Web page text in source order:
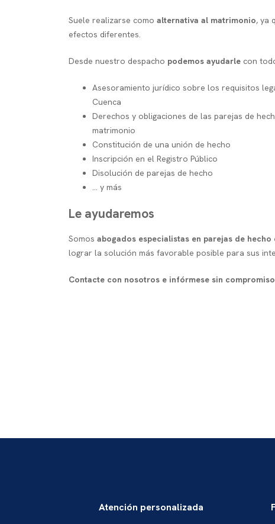
Suele realizarse como alternativa al matrimonio, ya
efectos diferentes.
Desde nuestro despacho podemos ayudarle con
Asesoramiento jurídico sobre los requisitos
Cuenca
Derechos y obligaciones de las parejas de
matrimonio
Constitución de una unión de hecho
Inscripción en el Registro Público
Disolución de parejas de hecho
... y más
Le ayudaremos
Somos abogados especialistas en parejas de hecho
lograr la solución más favorable posible para sus
Contacte con nosotros e infórmese sin
Atención personalizada